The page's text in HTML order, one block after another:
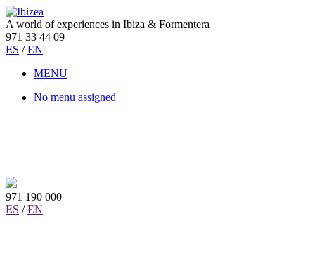
A world of experiences in Ibiza & Formentera
971 33 44 09
ES / EN
MENU
No menu assigned
971 190 000
ES / EN